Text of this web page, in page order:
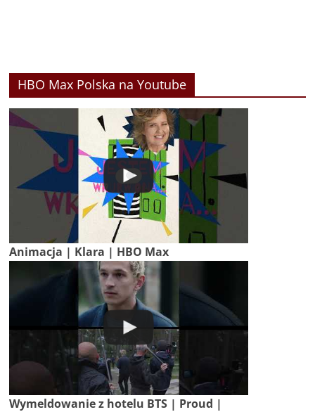
HBO Max Polska na Youtube
Animacja | Klara | HBO Max
Wymeldowanie z hotelu BTS | Proud |